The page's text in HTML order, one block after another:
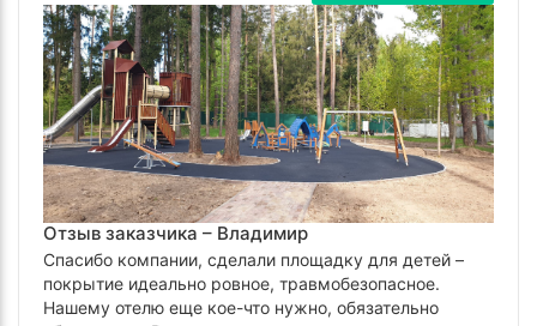
Отзыв заказчика – Владимир
Спасибо компании, сделали площадку для детей –
покрытие идеально ровное, травмобезопасное.
Нашему отелю еще кое-что нужно, обязательно